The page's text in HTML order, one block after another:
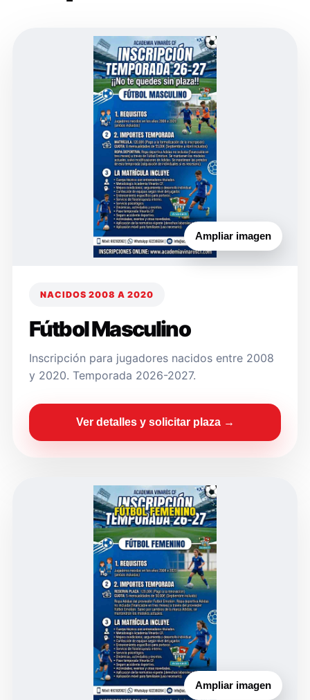
Ampliar imagen
NACIDOS 2008 A 2020
Fútbol Masculino
Inscripción para jugadores nacidos entre 2008
y 2020. Temporada 2026-2027.
Ver detalles y solicitar plaza →
Ampliar imagen